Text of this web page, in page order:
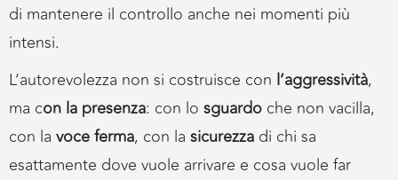
di mantenere il controllo anche nei momenti più
intensi.
L’autorevolezza non si costruisce con l’aggressività,
ma con la presenza: con lo sguardo che non vacilla,
con la voce ferma, con la sicurezza di chi sa
esattamente dove vuole arrivare e cosa vuole far